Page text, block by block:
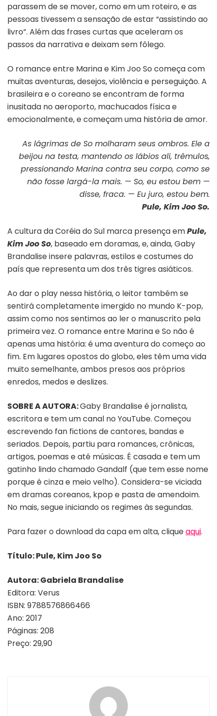
parassem de se mover, como em um roteiro, e as
pessoas tivessem a sensação de estar “assistindo ao
livro”. Além das frases curtas que aceleram os
passos da narrativa e deixam sem fôlego.
O romance entre Marina e Kim Joo So começa com
muitas aventuras, desejos, violência e perseguição. A
brasileira e o coreano se encontram de forma
inusitada no aeroporto, machucados física e
emocionalmente, e começam uma história de amor.
As lágrimas de So molharam seus ombros. Ele a
beijou na testa, mantendo os lábios ali, trêmulos,
pressionando Marina contra seu corpo, como se
não fosse largá-la mais. — So, eu estou bem —
disse, fraca. — Eu juro, estou bem.
Pule, Kim Joo So.
A cultura da Coréia do Sul marca presença emPule,
Kim Joo So, baseado em doramas, e, ainda, Gaby
Brandalise insere palavras, estilos e costumes do
país que representa um dos três tigres asiáticos.
Ao dar o play nessa história, o leitor também se
sentirá completamente imergido no mundo K-pop,
assim como nos sentimos ao ler o manuscrito pela
primeira vez. O romance entre Marina e So não é
apenas uma história: é uma aventura do começo ao
fim. Em lugares opostos do globo, eles têm uma vida
muito semelhante, ambos presos aos próprios
enredos, medos e deslizes.
SOBRE A AUTORA:Gaby Brandalise é jornalista,
escritora e tem um canal no YouTube. Começou
escrevendo fan fictions de cantores, bandas e
seriados. Depois, partiu para romances, crônicas,
artigos, poemas e até músicas. É casada e tem um
gatinho lindo chamado Gandalf (que tem esse nome
porque é cinza e meio velho). Considera-se viciada
em dramas coreanos, kpop e pasta de amendoim.
No mais, segue iniciando os regimes às segundas.
Para fazer o download da capa em alta, cliqueaqui.
Título: Pule, Kim Joo So
Autora: Gabriela Brandalise
Editora: Verus
ISBN: 9788576866466
Ano: 2017
Páginas: 208
Preço: 29,90